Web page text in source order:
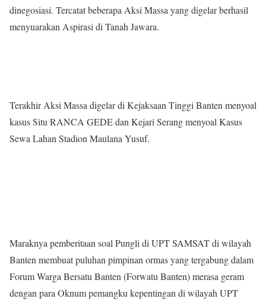
dinegosiasi. Tercatat beberapa Aksi Massa yang digelar berhasil
menyuarakan Aspirasi di Tanah Jawara.
Terakhir Aksi Massa digelar di Kejaksaan Tinggi Banten menyoal
kasus Situ RANCA GEDE dan Kejari Serang menyoal Kasus
Sewa Lahan Stadion Maulana Yusuf.
Maraknya pemberitaan soal Pungli di UPT SAMSAT di wilayah
Banten membuat puluhan pimpinan ormas yang tergabung dalam
Forum Warga Bersatu Banten (Forwatu Banten) merasa geram
dengan para Oknum pemangku kepentingan di wilayah UPT